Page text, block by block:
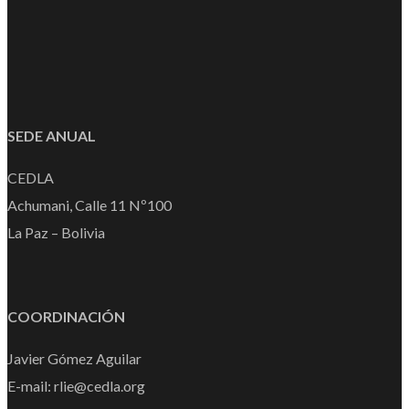
SEDE ANUAL
CEDLA
Achumani, Calle 11 Nº100
La Paz – Bolivia
COORDINACIÓN
Javier Gómez Aguilar
E-mail: rlie@cedla.org